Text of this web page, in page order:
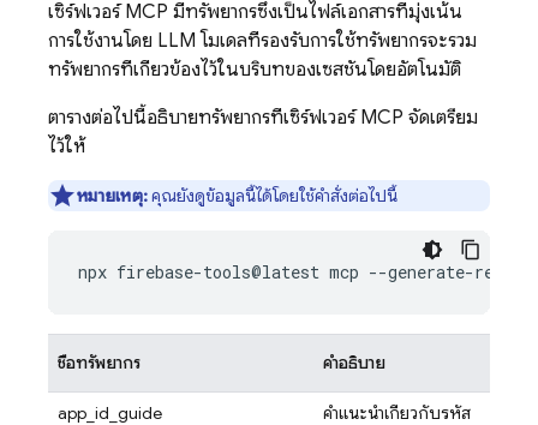
เซิร์ฟเวอร์ MCP มีทรัพยากรซึ่งเป็นไฟล์เอกสารที่มุ่งเน้น
การใช้งานโดย LLM โมเดลที่รองรับการใช้ทรัพยากรจะรวม
ทรัพยากรที่เกี่ยวข้องไว้ในบริบทของเซสชันโดยอัตโนมัติ
ตารางต่อไปนี้อธิบายทรัพยากรที่เซิร์ฟเวอร์ MCP จัดเตรียม
ไว้ให้
หมายเหตุ:คุณยังดูข้อมูลนี้ได้โดยใช้คำสั่งต่อไปนี้
ชื่อทรัพยากร คำอธิบาย
app_id_guide
คำแนะนำเกี่ยวกับรหัส